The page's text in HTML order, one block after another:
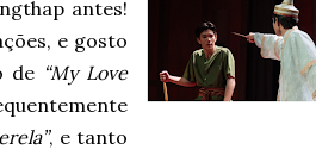
antes!
e gosto
de “My Love
, e tanto